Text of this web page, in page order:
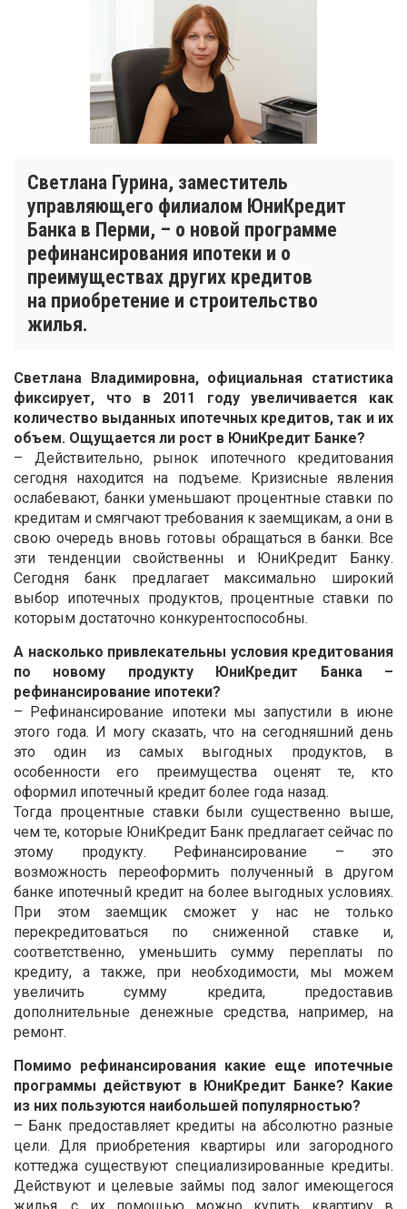
Светлана Гурина, заместитель
управляющего филиалом ЮниКредит
Банка в Перми, – о новой программе
рефинансирования ипотеки и о
преимуществах других кредитов
на приобретение и строительство
жилья.
Светлана Владимировна, официальная статистика
фиксирует, что в 2011 году увеличивается как
количество выданных ипотечных кредитов, так и их
объем. Ощущается ли рост в ЮниКредит Банке?
– Действительно, рынок ипотечного кредитования
сегодня находится на подъеме. Кризисные явления
ослабевают, банки уменьшают процентные ставки по
кредитам и смягчают требования к заемщикам, а они в
свою очередь вновь готовы обращаться в банки. Все
эти тенденции свойственны и ЮниКредит Банку.
Сегодня банк предлагает максимально широкий
выбор ипотечных продуктов, процентные ставки по
которым достаточно конкурентоспособны.
А насколько привлекательны условия кредитования
по новому продукту ЮниКредит Банка –
рефинансирование ипотеки?
– Рефинансирование ипотеки мы запустили в июне
этого года. И могу сказать, что на сегодняшний день
это один из самых выгодных продуктов, в
особенности его преимущества оценят те, кто
оформил ипотечный кредит более года назад.
Тогда процентные ставки были существенно выше,
чем те, которые ЮниКредит Банк предлагает сейчас по
этому продукту. Рефинансирование – это
возможность переоформить полученный в другом
банке ипотечный кредит на более выгодных условиях.
При этом заемщик сможет у нас не только
перекредитоваться по сниженной ставке и,
соответственно, уменьшить сумму переплаты по
кредиту, а также, при необходимости, мы можем
увеличить сумму кредита, предоставив
дополнительные денежные средства, например, на
ремонт.
Помимо рефинансирования какие еще ипотечные
программы действуют в ЮниКредит Банке? Какие
из них пользуются наибольшей популярностью?
– Банк предоставляет кредиты на абсолютно разные
цели. Для приобретения квартиры или загородного
коттеджа существуют специализированные кредиты.
Действуют и целевые займы под залог имеющегося
жилья, с их помощью можно купить квартиру в